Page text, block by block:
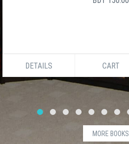
DETAILS CART
MORE BOOKS